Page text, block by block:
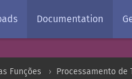
Documentation
Funções Processamento de